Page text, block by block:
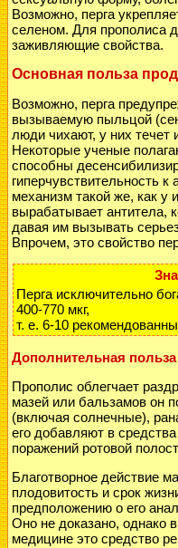
Возможно, перга
селеном. Для прополиса
заживляющие свойства.
Основная польза
Возможно, перга
вызываемую пыльцой
люди чихают, у них течет
Некоторые ученые
способны
гиперчувствительность
механизм такой же, как у
вырабатывает антитела,
давая им вызывать
Впрочем, это свойство
Перга исключительно
400-770 мкг,
т. е. 6-10
Дополнительная польза
Прополис облегчает
мазей или бальзамов он
(включая солнечные),
его добавляют в
поражений ротовой
Благотворное действие
плодовитость и срок
предположению о его
Оно не доказано, однако
медицине это средство